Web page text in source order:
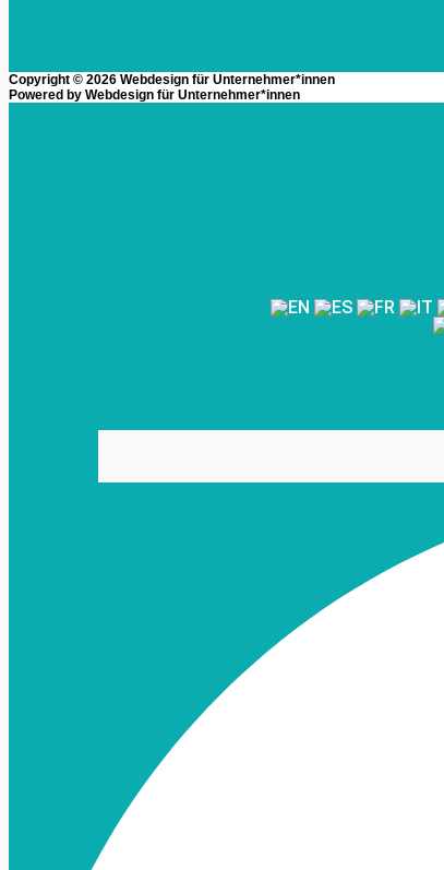
Copyright © 2026 Webdesign für Unternehmer*innen
Powered by Webdesign für Unternehmer*innen